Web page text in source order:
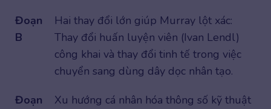
Đoạn
B
Hai thay đổi lớn giúp Murray lột xác:
Thay đổi huấn luyện viên (Ivan Lendl)
công khai và thay đổi tinh tế trong việc
chuyển sang dùng dây dọc nhân tạo.
Đoạn
Xu hướng cá nhân hóa thông số kỹ thuật